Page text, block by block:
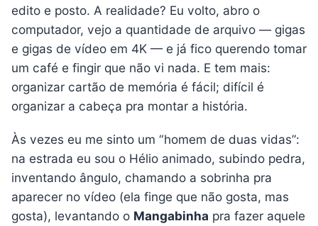
edito e posto. A realidade? Eu volto, abro o
computador, vejo a quantidade de arquivo — gigas
e gigas de vídeo em 4K — e já fico querendo tomar
um café e fingir que não vi nada. E tem mais:
organizar cartão de memória é fácil; difícil é
organizar a cabeça pra montar a história.
Às vezes eu me sinto um “homem de duas vidas”:
na estrada eu sou o Hélio animado, subindo pedra,
inventando ângulo, chamando a sobrinha pra
aparecer no vídeo (ela finge que não gosta, mas
gosta), levantando o Mangabinha pra fazer aquele